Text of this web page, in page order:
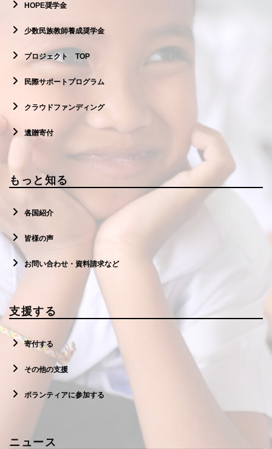
HOPE奨学金
少数民族教師養成奨学金
プロジェクト TOP
民際サポートプログラム
クラウドファンディング
遺贈寄付
もっと知る
各国紹介
皆様の声
お問い合わせ・資料請求など
支援する
寄付する
その他の支援
ボランティアに参加する
ニュース